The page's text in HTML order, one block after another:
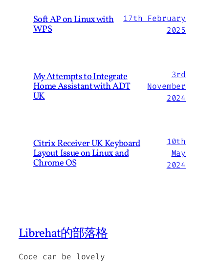
Soft AP on Linux with
WPS
17th February
2025
My Attempts to Integrate
Home Assistant with ADT
UK
3rd
November
2024
Citrix Receiver UK Keyboard
Layout Issue on Linux and
Chrome OS
10th
May
2024
Librehat的部落格
Code can be lovely